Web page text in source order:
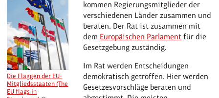
Die Flaggen der EU-
Mitgliedsstaaten (The
EU flags in
kommen Regierungsmitglieder der
verschiedenen Länder zusammen und
beraten. Der Rat ist zusammen mit
dem Europäischen Parlament für die
Gesetzgebung zuständig.
Im Rat werden Entscheidungen
demokratisch getroffen. Hier werden
Gesetzesvorschläge beraten und